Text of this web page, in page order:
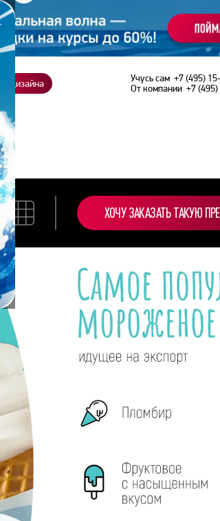
дизайна Учусь сам +7 (495)
От компании +7
ХОЧУ ЗАКАЗАТЬ ТАКУЮ